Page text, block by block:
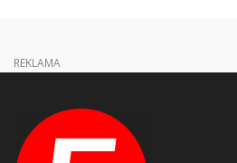
REKLAMA